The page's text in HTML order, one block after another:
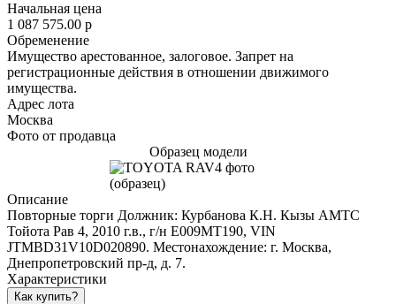
Начальная цена
1 087 575.00 p
Обременение
Имущество арестованное, залоговое. Запрет на
регистрационные действия в отношении движимого
имущества.
Адрес лота
Москва
Фото от продавца
Образец модели
Описание
Повторные торги Должник: Курбанова К.Н. Кызы АМТС
Тойота Рав 4, 2010 г.в., г/н Е009МТ190, VIN
JTMBD31V10D020890. Местонахождение: г. Москва,
Днепропетровский пр-д, д. 7.
Характеристики
Как купить?